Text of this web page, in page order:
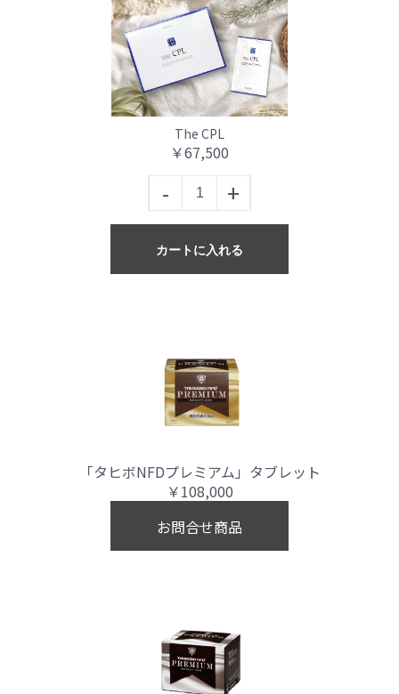
The CPL
￥67,500
- +
カートに入れる
「タヒボNFDプレミアム」タブレット
￥108,000
お問合せ商品